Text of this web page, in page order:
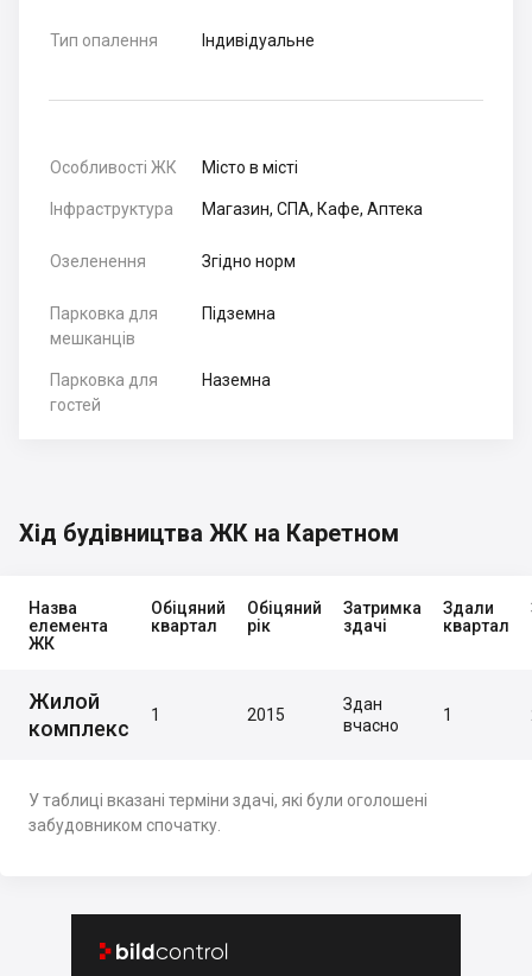
Тип опалення Індивідуальне
Особливості ЖК Місто в місті
Інфраструктура Магазин, СПА, Кафе, Аптека
Озеленення Згідно норм
Парковка для
мешканців
Підземна
Парковка для
гостей
Наземна
Хід будівництва ЖК на Каретном
Назва
елемента
ЖК
Обіцяний
квартал
Обіцяний
рік
Затримка
здачі
Здали
квартал
Жилой
комплекс
1 2015
Здан
вчасно
1
У таблиці вказані терміни здачі, які були оголошені
забудовником спочатку.
 